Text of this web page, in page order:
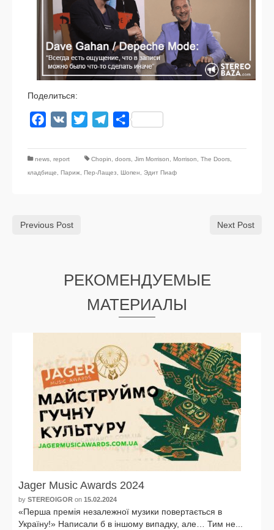
Поделиться:
Facebook
VK Twitter TelegramОтправить
news report Chopin doors Jim Morrison Morrison The Doors
кладбище
Париж Пер-Лащез Шопен Эдит Пиаф
Previous Post Next Post
РЕКОМЕНДУЕМЫЕ
МАТЕРИАЛЫ
Jager Music Awards 2024
by STEREOIGOR on 15.02.2024
«Перша пре­мія неза­леж­ної музи­ки повер­таєть­ся в
Україну!» Написали б в іншо­му випад­ку, але… Тим не...